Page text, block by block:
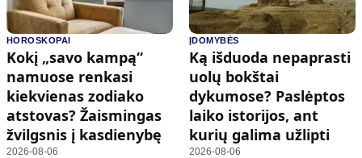
HOROSKOPAI
Kokį „savo kampą“
namuose renkasi
kiekvienas zodiako
atstovas? Žaismingas
žvilgsnis į kasdienybę
2026-08-06
ĮDOMYBĖS
Ką išduoda nepaprasti
uolų bokštai
dykumose? Paslėptos
laiko istorijos, ant
kurių galima užlipti
2026-08-06